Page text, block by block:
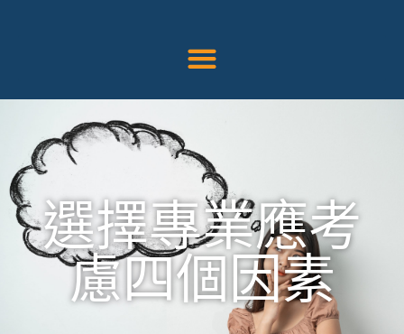
選擇專業應考
慮四個因素